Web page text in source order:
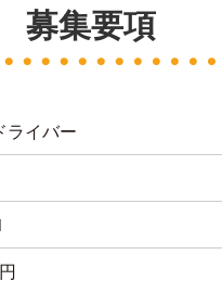
募集要項
ライバー